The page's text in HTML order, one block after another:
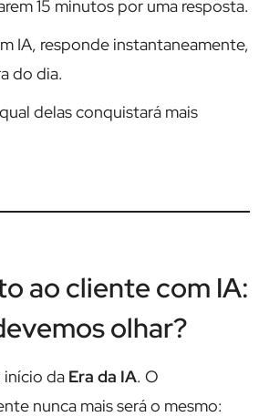
15 minutos por uma resposta.
IA, responde instantaneamente,
do dia.
delas conquistará mais
ao cliente com IA:
olhar?
início da Era da IA. O
nunca mais será o mesmo: